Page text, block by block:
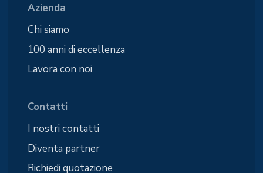
Azienda
Chi siamo
100 anni di eccellenza
Lavora con noi
Contatti
I nostri contatti
Diventa partner
Richiedi quotazione